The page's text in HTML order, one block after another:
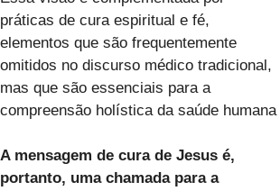
práticas de cura espiritual e fé,
elementos que são frequentemente
omitidos no discurso médico tradicional,
mas que são essenciais para a
compreensão holística da saúde humana
A mensagem de cura de Jesus é,
portanto, uma chamada para a